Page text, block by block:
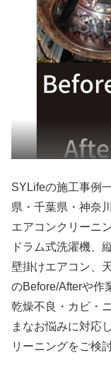
SYLifeの施工事例
県・千葉県・神奈
エアコンクリーニ
ドラム式洗濯機、
壁掛けエアコン、
のBefore/Afterや作
乾燥不良・カビ・
まなお悩みに対応
リーニングをご検